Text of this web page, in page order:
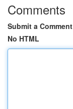
Comments
Submit a Comment
No HTML